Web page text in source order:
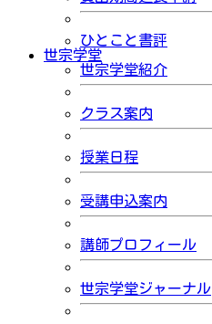
ひとこと書評
世宗学堂
世宗学堂紹介
クラス案内
授業日程
受講申込案内
講師プロフィール
世宗学堂ジャーナル